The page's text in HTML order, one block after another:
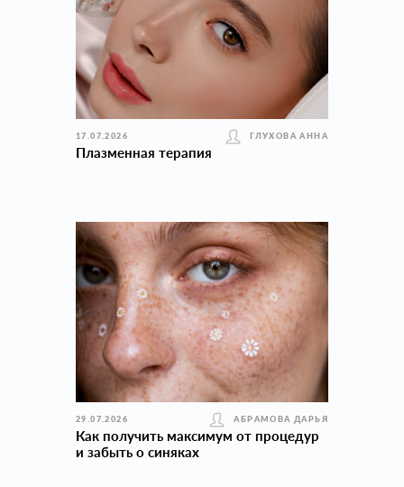
17.07.2026 ГЛУХОВА АННА
Плазменная терапия
29.07.2026 АБРАМОВА ДАРЬЯ
Как получить максимум от процедур
и забыть о синяках